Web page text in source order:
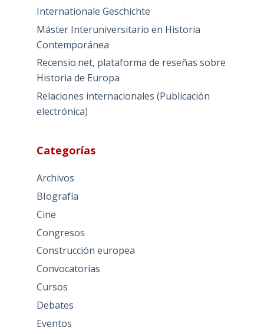
Internationale Geschichte
Máster Interuniversitario en Historia
Contemporánea
Recensio.net, plataforma de reseñas sobre
Historia de Europa
Relaciones internacionales (Publicación
electrónica)
Categorías
Archivos
BIografía
Cine
Congresos
Construcción europea
Convocatorias
Cursos
Debates
Eventos